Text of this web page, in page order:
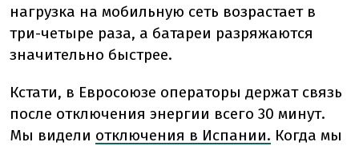
нагрузка на мобильную сеть возрастает в
три-четыре раза, а батареи разряжаются
значительно быстрее.
Кстати, в Евросоюзе операторы держат связь
после отключения энергии всего 30 минут.
Мы видели отключения в Испании. Когда мы